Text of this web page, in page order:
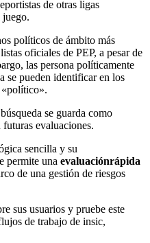
de otras ligas
políticos de ámbito más
oficiales de PEP, a pesar de
las persona políticamente
se pueden identificar en los
«político».
se guarda como
evaluaciones.
sencilla y su
permite una evaluaciónrápida
de una gestión de riesgos
sus usuarios y pruebe este
de trabajo de insic,